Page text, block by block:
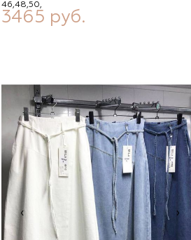
46,48,50,
3465 руб.
‹ ›